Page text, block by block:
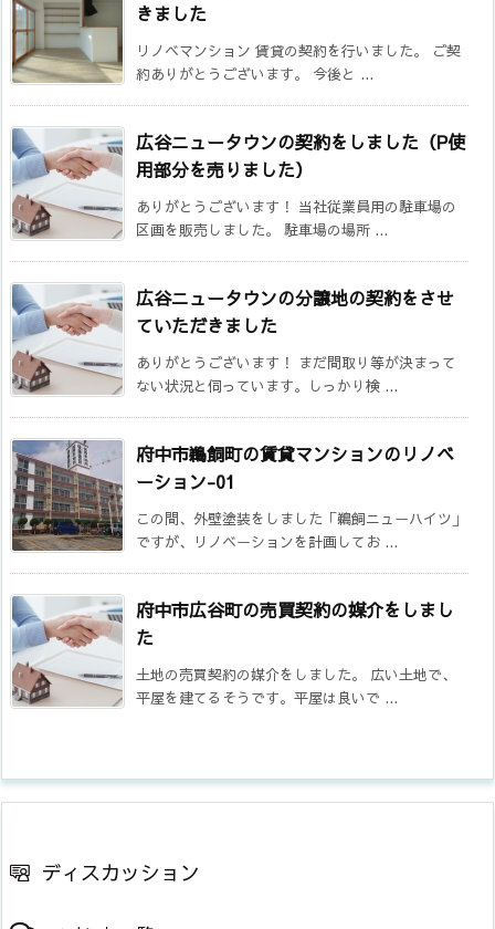
きました
リノベマンション 賃貸の契約を行いました。 ご契
約ありがとうございます。 今後と ...
広谷ニュータウンの契約をしました（P使
用部分を売りました）
ありがとうございます！ 当社従業員用の駐車場の
区画を販売しました。 駐車場の場所 ...
広谷ニュータウンの分譲地の契約をさせ
ていただきました
ありがとうございます！ まだ間取り等が決まって
ない状況と伺っています。しっかり検 ...
府中市鵜飼町の賃貸マンションのリノベ
ーション-01
この間、外壁塗装をしました「鵜飼ニューハイツ」
ですが、リノベーションを計画してお ...
府中市広谷町の売買契約の媒介をしまし
た
土地の売買契約の媒介をしました。 広い土地で、
平屋を建てるそうです。平屋は良いで ...
ディスカッション